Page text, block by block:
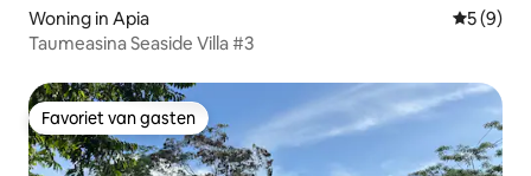
Woning in Apia
5 (9)
Taumeasina Seaside Villa #3
Favoriet van gasten
Favoriet van gasten